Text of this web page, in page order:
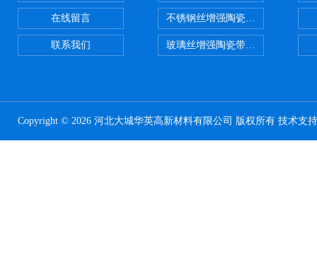
在线留言
联系我们
不锈钢丝增强陶瓷纤维布应用范围
玻璃丝增强陶瓷带，硅酸铝纤维
Copyright © 2026 河北大城华英高新材料有限公司 版权所有 技术支